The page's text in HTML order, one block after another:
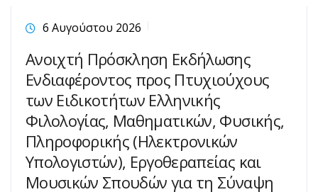
6 Αυγούστου 2026
Ανοιχτή Πρόσκληση Εκδήλωσης
Ενδιαφέροντος προς Πτυχιούχους
των Ειδικοτήτων Ελληνικής
Φιλολογίας, Μαθηματικών, Φυσικής,
Πληροφορικής (Ηλεκτρονικών
Υπολογιστών), Εργοθεραπείας και
Μουσικών Σπουδών για τη Σύναψη